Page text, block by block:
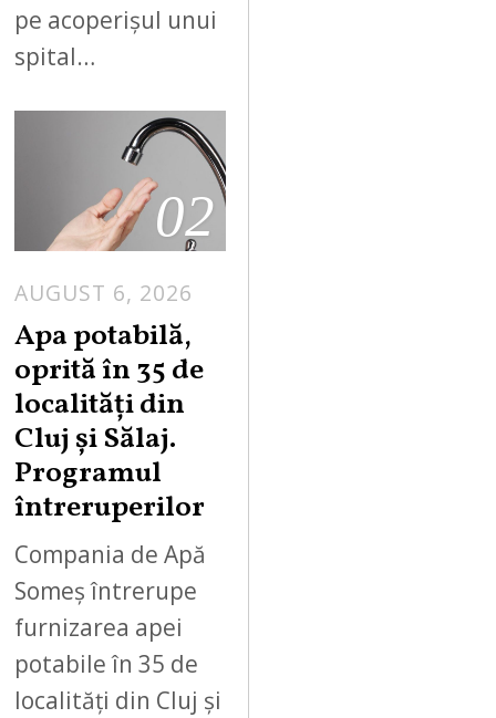
pe acoperișul unui
spital…
02
AUGUST 6, 2026
Apa potabilă,
oprită în 35 de
localități din
Cluj și Sălaj.
Programul
întreruperilor
Compania de Apă
Someș întrerupe
furnizarea apei
potabile în 35 de
localități din Cluj și